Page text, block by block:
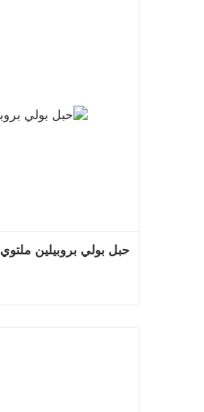
حبل بولي بروبيلين ملتوي